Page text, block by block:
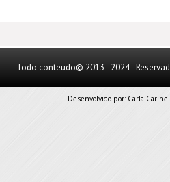
Todo conteudo© 2013 - 2024 -
Desenvolvido por: Carla Carine